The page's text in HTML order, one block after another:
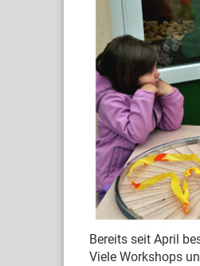
Bereits seit April
Viele Workshops